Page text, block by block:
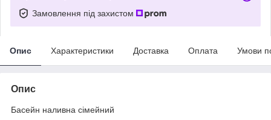
Замовлення під захистом
Опис Характеристики Доставка Оплата Умови
Опис
Басейн наливна сімейний